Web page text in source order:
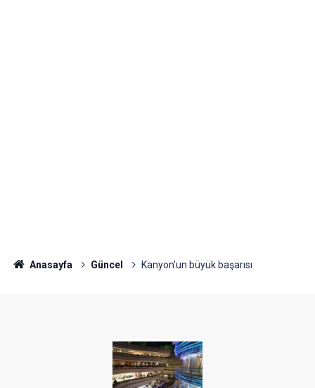
Anasayfa Güncel Kanyon'un büyük başarısı